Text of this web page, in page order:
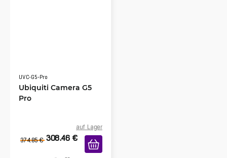
UVC-G5-Pro
Ubiquiti Camera G5
Pro
auf Lager
374.85 € 308.46 €